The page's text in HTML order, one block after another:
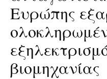
Ευρώπης
βιομηχανίας